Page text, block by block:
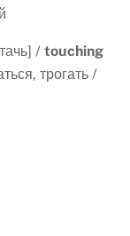
/ touching
трогать /